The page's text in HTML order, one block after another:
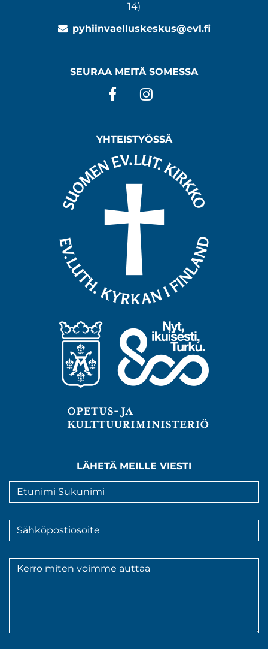
14)
pyhiinvaelluskeskus@evl.fi
SEURAA MEITÄ SOMESSA
Facebook
YHTEISTYÖSSÄ
LÄHETÄ MEILLE VIESTI
Nimi
*
Sähköpostiosoite
*
Viesti